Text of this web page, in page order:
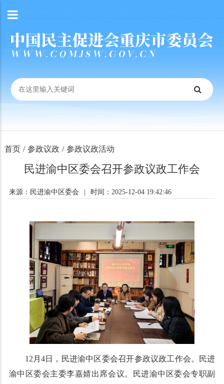
首页 / 参政议政 / 参政议政活动
民进渝中区委会召开参政议政工作会
来源：民进渝中区委会 时间：2025-12-04 19:42:46
12月4日，民进渝中区委会召开参政议政工作会。民进
渝中区委会主委李嘉婧出席会议。民进渝中区委会专职副